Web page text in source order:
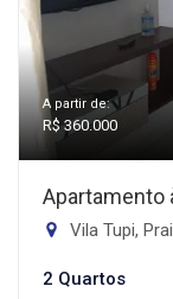
A partir de:
R$ 360.000
Apartamento
Vila Tupi,
2 Quartos